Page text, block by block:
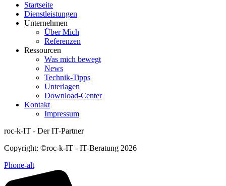
Startseite
Dienstleistungen
Unternehmen
Über Mich
Referenzen
Ressourcen
Was mich bewegt
News
Technik-Tipps
Unterlagen
Download-Center
Kontakt
Impressum
roc-k-IT - Der IT-Partner
Copyright: ©roc-k-IT - IT-Beratung 2026
Phone-alt